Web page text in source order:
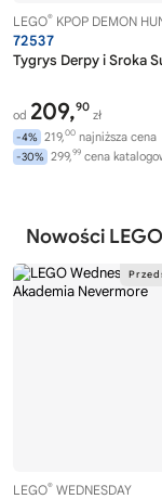
LEGO® KPOP DEMON
72537
Tygrys Derpy i Sroka
od 209,90
zł
-4% 219,00 najniższa cena
-30% 299,99 cena
Nowości LEGO
LEGO® WEDNESDAY